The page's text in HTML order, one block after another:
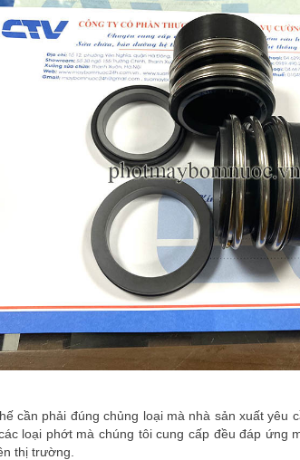
cần phải đúng chủng loại mà nhà sản xuất yêu
các loại phớt mà chúng tôi cung cấp đều đáp
thị trường.